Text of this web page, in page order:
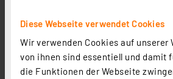
Diese Webseite verwendet Cookies
Wir verwenden Cookies auf unserer
von ihnen sind essentiell und damit
die Funktionen der Webseite
Mit der Homematic IP App steuern
komfortabel und effizient. Sie
Raumtemperatur sofort und
direkt am Smartphone an.